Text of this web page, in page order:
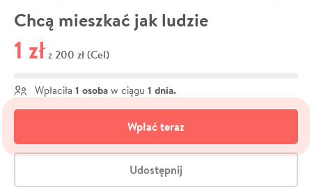
Chcą mieszkać jak ludzie
1 zł z 200 zł (Cel)
Wpłaciła 1 osoba w ciągu 1 dnia.
Wpłać teraz
Udostępnij